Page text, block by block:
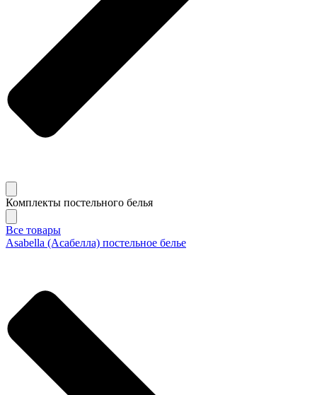
Комплекты постельного белья
Все товары
Asabella (Асабелла) постельное белье